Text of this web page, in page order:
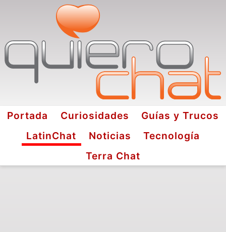
Portada Curiosidades
Guías y Trucos
LatinChat
Noticias
Tecnología
Terra Chat